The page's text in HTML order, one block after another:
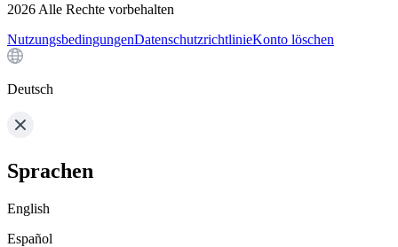
2026 Alle Rechte vorbehalten
NutzungsbedingungenDatenschutzrichtlinieKonto löschen
Deutsch
Sprachen
English
Español